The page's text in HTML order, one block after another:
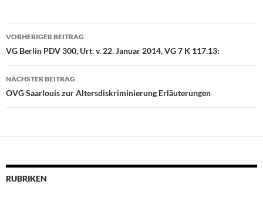
Beitrags-
Navigation
VORHERIGER BEITRAG
VG Berlin PDV 300, Urt. v. 22. Januar 2014, VG 7 K 117.13:
NÄCHSTER BEITRAG
OVG Saarlouis zur Altersdiskriminierung Erläuterungen
RUBRIKEN